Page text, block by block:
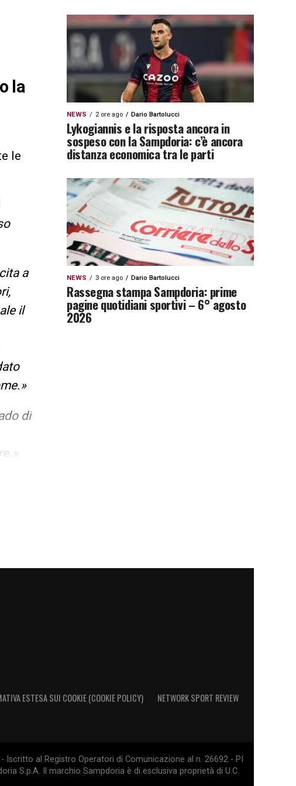
la
le
a
il
di
NEWS 2 ore ago Dario Bartolucci
Lykogiannis e la risposta ancora in
sospeso con la Sampdoria: c’è ancora
distanza economica tra le parti
NEWS 3 ore ago Dario Bartolucci
Rassegna stampa Sampdoria: prime
pagine quotidiani sportivi – 6° agosto
2026
ESTESA SUI COOKIE (COOKIE POLICY) NETWORK SPORT REVIEW
al Registro Operatori di Comunicazione al n. 26692 - PI
S.p.A. Il marchio Sampdoria è di esclusiva proprietà di U.C.